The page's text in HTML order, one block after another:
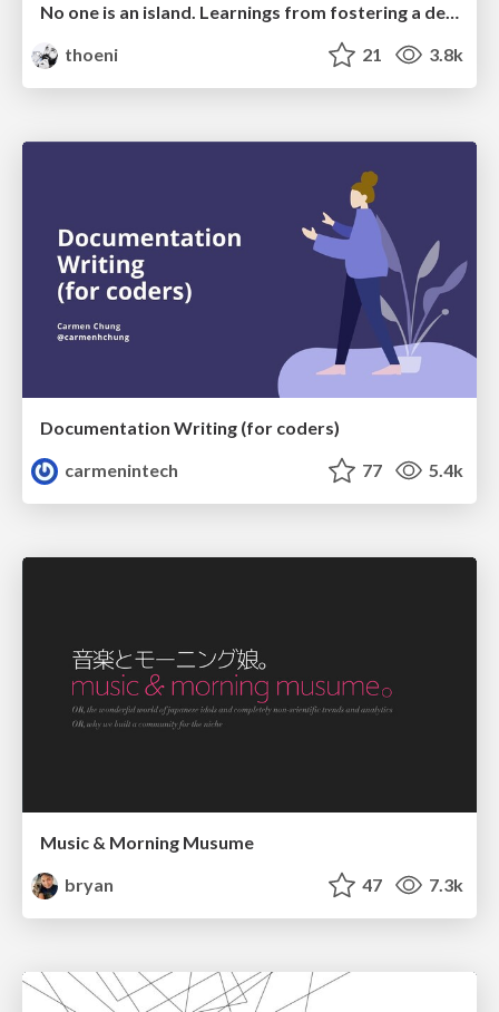
No one is an island. Learnings from fostering a developers community.
thoeni
21 3.8k
Documentation Writing (for coders)
carmenintech
77 5.4k
Music & Morning Musume
bryan
47 7.3k